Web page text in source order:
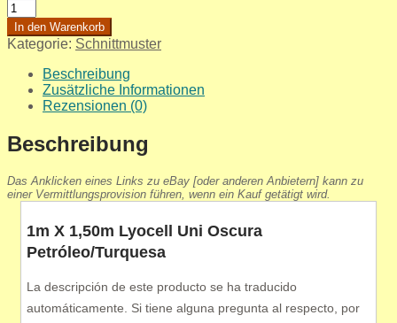
In den Warenkorb
Kategorie: Schnittmuster
Beschreibung
Zusätzliche Informationen
Rezensionen (0)
Beschreibung
Das Anklicken eines Links zu eBay [oder anderen Anbietern] kann zu
einer Vermittlungsprovision führen, wenn ein Kauf getätigt wird.
1m X 1,50m Lyocell Uni Oscura
Petróleo/Turquesa
La descripción de este producto se ha traducido
automáticamente. Si tiene alguna pregunta al respecto, por